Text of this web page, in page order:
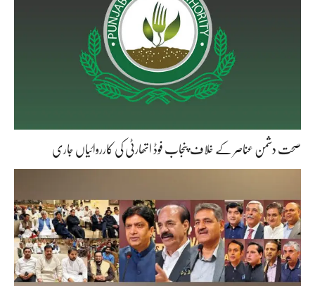
صحت دشمن عناصر کے خلاف پنجاب فوڈ اتھارٹی کی کارروائیاں جاری